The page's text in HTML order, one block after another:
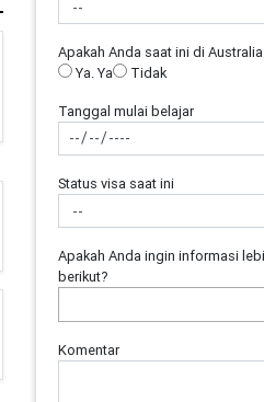
Apakah Anda saat ini di
Ya. Ya
Tidak
Tanggal mulai belajar
Status visa saat ini
Apakah Anda ingin informasi
berikut?
Komentar